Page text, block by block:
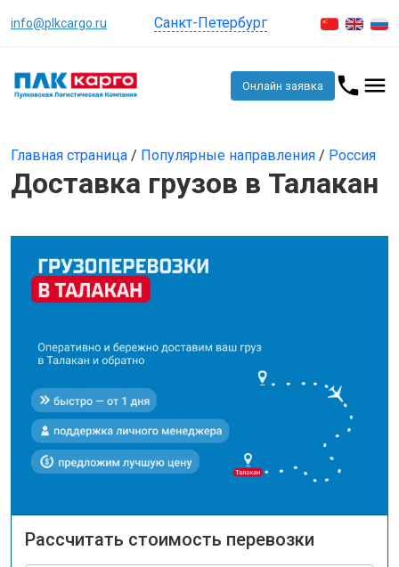
info@plkcargo.ru Санкт-Петербург
Онлайн заявка
Главная страница / Популярные направления / Россия
Доставка грузов в Талакан
Рассчитать стоимость перевозки